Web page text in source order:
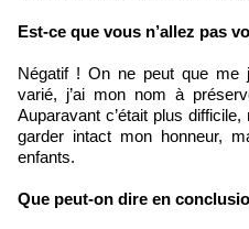
Est-ce que vous n’allez pas
Négatif ! On ne peut que me
varié, j’ai mon nom à
Auparavant c’était plus
garder intact mon honneur,
enfants.
Que peut-on dire en